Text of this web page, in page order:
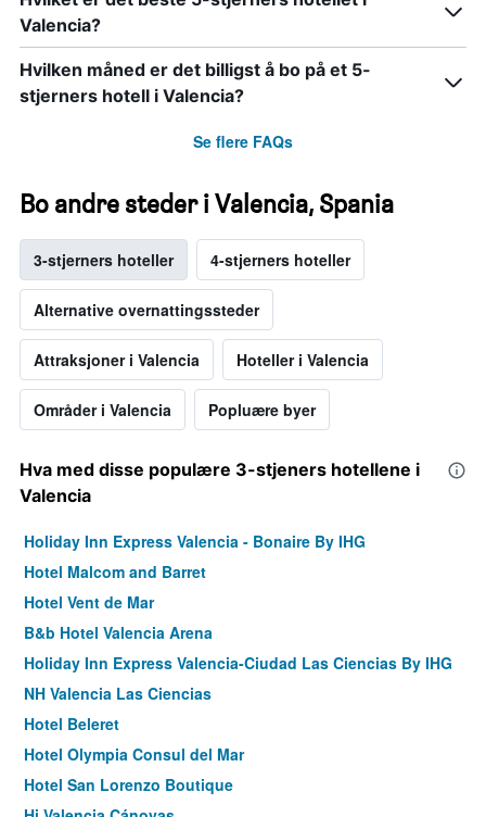
Valencia?
Hvilken måned er det billigst å bo på et 5-
stjerners hotell i Valencia?
Se flere FAQs
Bo andre steder i Valencia, Spania
3-stjerners hoteller 4-stjerners hoteller
Alternative overnattingssteder
Attraksjoner i Valencia Hoteller i Valencia
Områder i Valencia Popluære byer
Hva med disse populære 3-stjeners hotellene i
Valencia
Holiday Inn Express Valencia - Bonaire By IHG
Hotel Malcom and Barret
Hotel Vent de Mar
B&b Hotel Valencia Arena
Holiday Inn Express Valencia-Ciudad Las Ciencias By IHG
NH Valencia Las Ciencias
Hotel Beleret
Hotel Olympia Consul del Mar
Hotel San Lorenzo Boutique